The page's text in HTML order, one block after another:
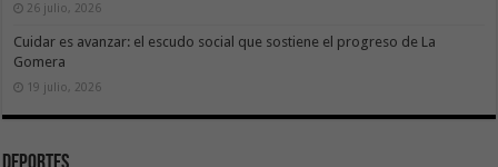
26 julio, 2026
Cuidar es avanzar: el escudo social que sostiene el progreso de La
Gomera
19 julio, 2026